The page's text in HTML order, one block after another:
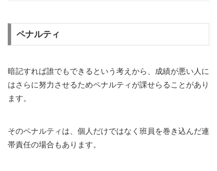
ペナルティ
暗記すれば誰でもできるという考えから、成績が悪い人に
はさらに努力させるためペナルティが課せらることがあり
ます。
そのペナルティは、個人だけではなく班員を巻き込んだ連
帯責任の場合もあります。